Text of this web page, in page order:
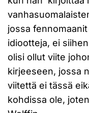
jossa
idiootteja, ei
olisi ollut viite
kirjeeseen, jossa
viitettä ei tässä
kohdissa ole,